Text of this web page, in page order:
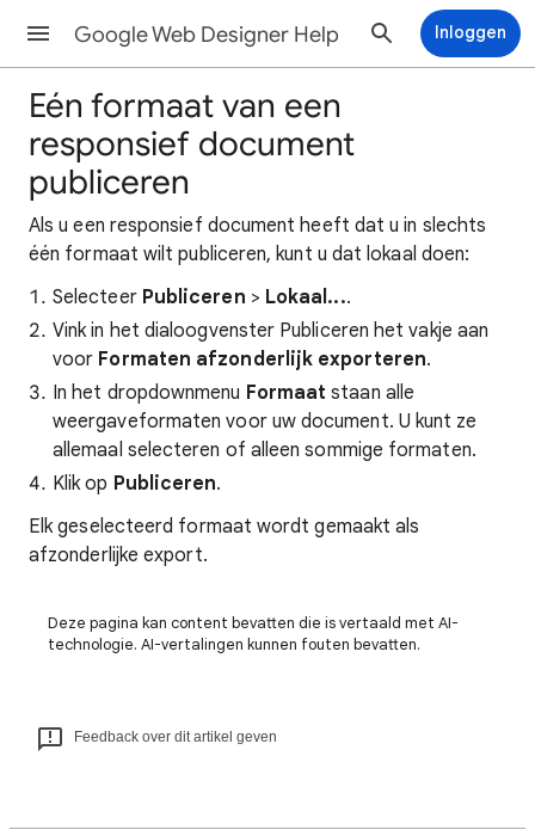
Google Web Designer Help Inloggen
Eén formaat van een
responsief document
publiceren
Als u een responsief document heeft dat u in slechts
één formaat wilt publiceren, kunt u dat lokaal doen:
Selecteer Publiceren > Lokaal....
Vink in het dialoogvenster Publiceren het vakje aan
voor Formaten afzonderlijk exporteren.
In het dropdownmenu Formaat staan alle
weergaveformaten voor uw document. U kunt ze
allemaal selecteren of alleen sommige formaten.
Klik op Publiceren.
Elk geselecteerd formaat wordt gemaakt als
afzonderlijke export.
Deze pagina kan content bevatten die is vertaald met AI-
technologie. AI-vertalingen kunnen fouten bevatten.
Feedback over dit artikel geven